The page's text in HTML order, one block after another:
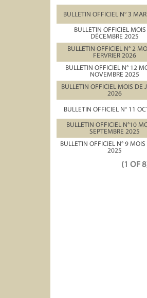
BULLETIN OFFICIEL N° 3
BULLETIN OFFICIEL
DÉCEMBRE 2025
BULLETIN OFFICIEL N° 2
FERVRIER 2026
BULLETIN OFFICIEL N° 12
NOVEMBRE 2025
BULLETIN OFFICIEL MOIS DE
2026
BULLETIN OFFICIEL N° 11
BULLETIN OFFICIEL N°10 MOIS DE
SEPTEMBRE 2025
BULLETIN OFFICIEL N° 9
2025
(1 OF